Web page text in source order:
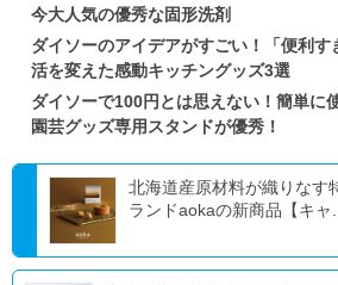
今大人気の優秀な固形洗剤
ダイソーのアイデアがすごい！「便利す
活を変えた感動キッチングッズ3選
ダイソーで100円とは思えない！簡単に
園芸グッズ専用スタンドが優秀！
北海道産原材料が織りな
ランドaokaの新商品【キャ...